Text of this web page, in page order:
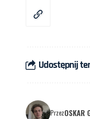
Udostępnij
PrzezOSKAR